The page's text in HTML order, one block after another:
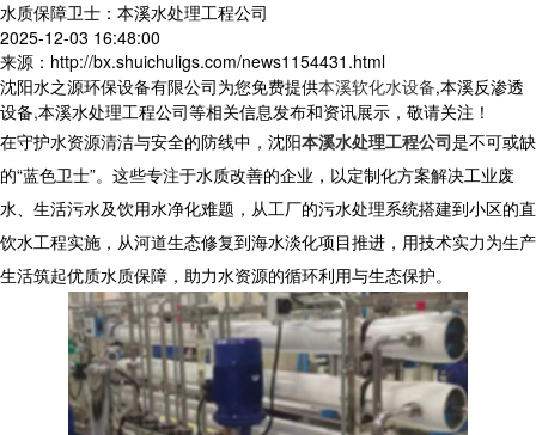
水质保障卫士：本溪水处理工程公司
2025-12-03 16:48:00
来源：http://bx.shuichuligs.com/news1154431.html
沈阳水之源环保设备有限公司为您免费提供本溪软化水设备,本溪反渗透
设备,本溪水处理工程公司等相关信息发布和资讯展示，敬请关注！
在守护水资源清洁与安全的防线中，沈阳本溪水处理工程公司是不可或缺
的“蓝色卫士”。这些专注于水质改善的企业，以定制化方案解决工业废
水、生活污水及饮用水净化难题，从工厂的污水处理系统搭建到小区的直
饮水工程实施，从河道生态修复到海水淡化项目推进，用技术实力为生产
生活筑起优质水质保障，助力水资源的循环利用与生态保护。